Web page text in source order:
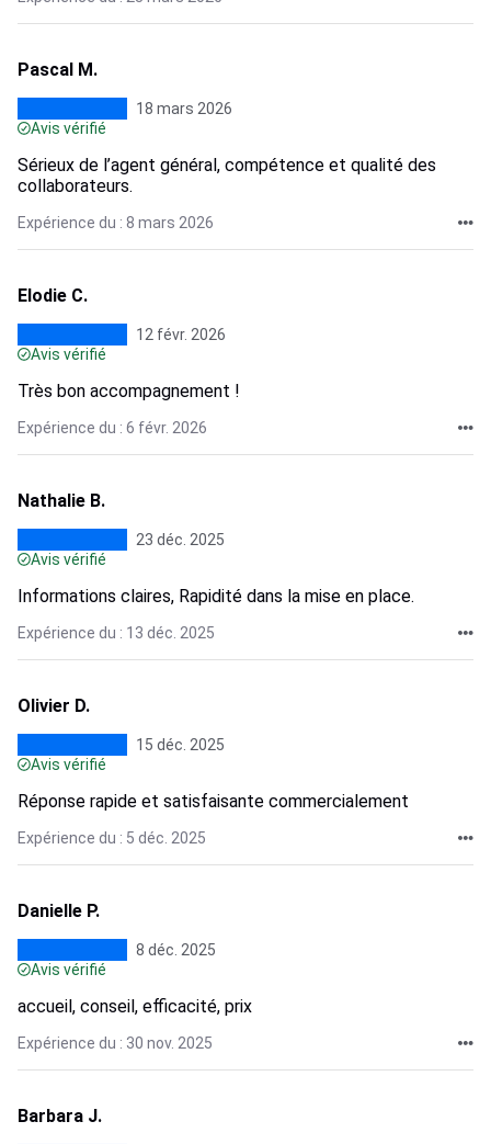
Pascal M.
18 mars 2026
Avis vérifié
Sérieux de l’agent général, compétence et qualité des
collaborateurs.
Expérience du : 8 mars 2026
Elodie C.
12 févr. 2026
Avis vérifié
Très bon accompagnement !
Expérience du : 6 févr. 2026
Nathalie B.
23 déc. 2025
Avis vérifié
Informations claires, Rapidité dans la mise en place.
Expérience du : 13 déc. 2025
Olivier D.
15 déc. 2025
Avis vérifié
Réponse rapide et satisfaisante commercialement
Expérience du : 5 déc. 2025
Danielle P.
8 déc. 2025
Avis vérifié
accueil, conseil, efficacité, prix
Expérience du : 30 nov. 2025
Barbara J.